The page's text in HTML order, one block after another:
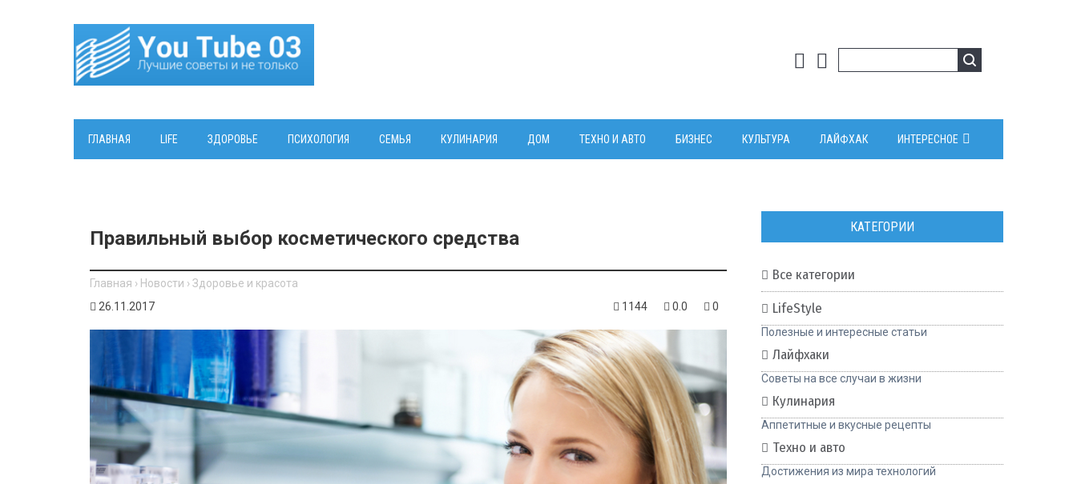
ГЛАВНАЯ LIFE ЗДОРОВЬЕ ПСИХОЛОГИЯ СЕМЬЯ КУЛИНАРИЯ ДОМ ТЕХНО И АВТО БИЗНЕС КУЛЬТУРА ЛАЙФХАК ИНТЕРЕСНОЕ
Правильный выбор косметического средства
Главная › Новости › Здоровье и красота
26.11.2017
1144 0.0 0
КАТЕГОРИИ
Все категории
LifeStyle
Полезные и интересные статьи
Лайфхаки
Советы на все случаи в жизни
Кулинария
Аппетитные и вкусные рецепты
Техно и авто
Достижения из мира технологий